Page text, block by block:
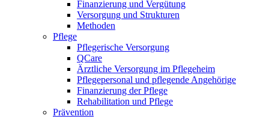
Finanzierung und Vergütung
Versorgung und Strukturen
Methoden
Pflege
Pflegerische Versorgung
QCare
Ärztliche Versorgung im Pflegeheim
Pflegepersonal und pflegende Angehörige
Finanzierung der Pflege
Rehabilitation und Pflege
Prävention